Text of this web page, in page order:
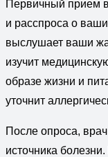
Первичный прием
и расспроса о
выслушает ваши
изучит
образе жизни и
уточнит
После опроса,
источника